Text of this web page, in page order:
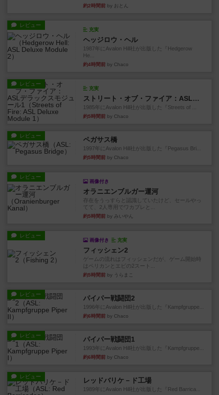
約2時間前 by おとん
レビュー
充実
ヘッジロウ・ヘル
1987年にAvalon Hill社が出版した『Hedgerow
He...
約4時間前 by Chaco
レビュー
充実
ストリート・オブ・ファイア：ASLデラックスモジュール1
1985年にAvalon Hill社が出版した『Streets of ...
約5時間前 by Chaco
レビュー ペガサス橋
1997年にAvalon Hill社が出版した『Pegasus Bri...
約5時間前 by Chaco
レビュー
画像付き
オラニエンブルガー運河
存在をうっすらと認識していたけど、セールやっ
てて、2人専用でワカプレと...
約5時間前 by みいやん
レビュー
画像付き 充実
フィッシェン2
ゲームの流れはフィッシェンだが、ゲーム開始時
はペリカンとエビの2スート...
約5時間前 by うらまこ
レビュー パイパー戦闘団2
1996年にAvalon Hill社が出版した『Kampfgruppe...
約6時間前 by Chaco
レビュー パイパー戦闘団1
1993年にAvalon Hill社が出版した『Kampfgruppe...
約6時間前 by Chaco
レビュー レッドバリケ－ド工場
1989年にAvalon Hill社が出版した『Red Barrica...